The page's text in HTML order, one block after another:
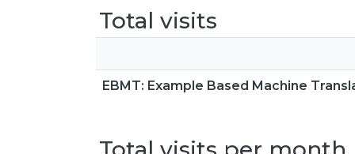
Total visits
EBMT: Example Based Machine